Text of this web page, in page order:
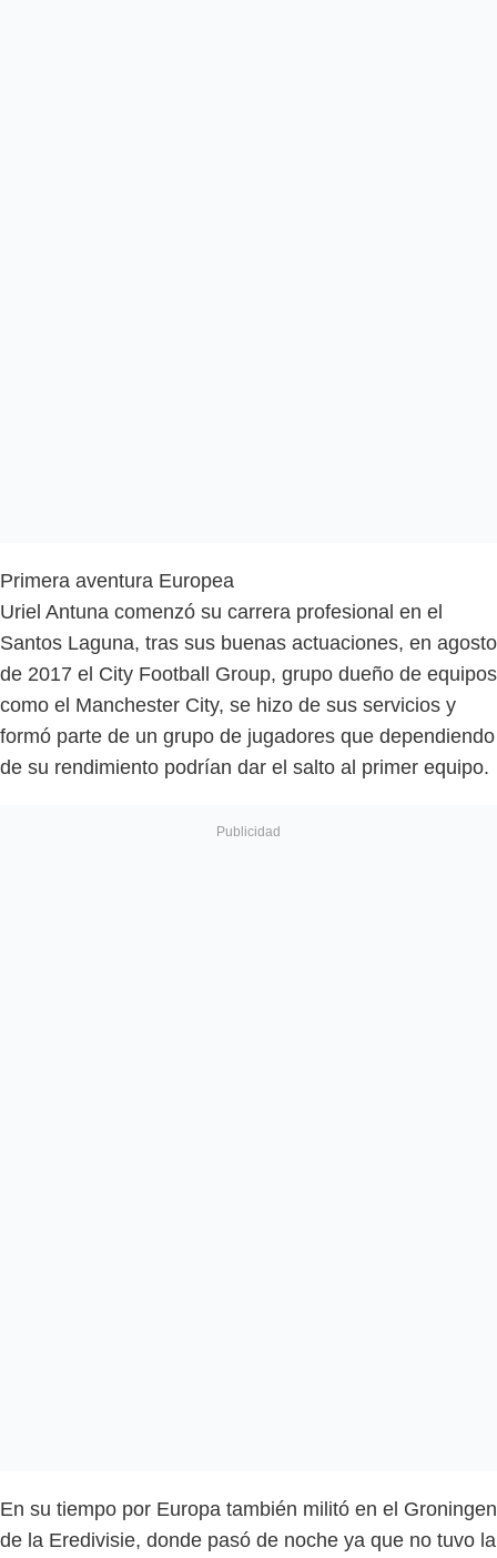
Primera aventura Europea
Uriel Antuna comenzó su carrera profesional en el
Santos Laguna, tras sus buenas actuaciones, en agosto
de 2017 el City Football Group, grupo dueño de equipos
como el Manchester City, se hizo de sus servicios y
formó parte de un grupo de jugadores que dependiendo
de su rendimiento podrían dar el salto al primer equipo.
En su tiempo por Europa también militó en el Groningen
de la Eredivisie, donde pasó de noche ya que no tuvo la